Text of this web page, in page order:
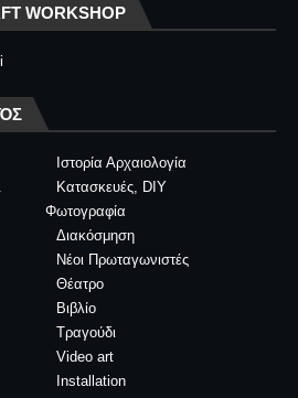
WORKSHOP
Ιστορία Αρχαιολογία
Κατασκευές, DIY
Φωτογραφία
Διακόσμηση
Νέοι Πρωταγωνιστές
Θέατρο
Βιβλίο
Τραγούδι
Video art
Installation